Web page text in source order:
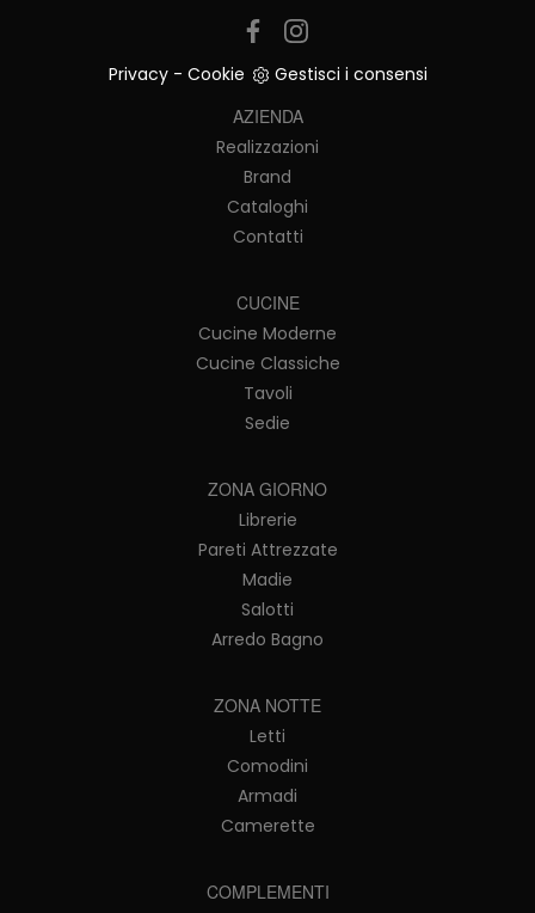
Privacy- Cookie
Gestisci i consensi
AZIENDA
Realizzazioni
Brand
Cataloghi
Contatti
CUCINE
Cucine Moderne
Cucine Classiche
Tavoli
Sedie
ZONA GIORNO
Librerie
Pareti Attrezzate
Madie
Salotti
Arredo Bagno
ZONA NOTTE
Letti
Comodini
Armadi
Camerette
COMPLEMENTI